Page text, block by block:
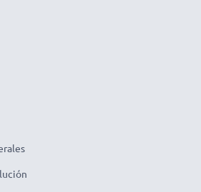
ahora con entrega rápida y